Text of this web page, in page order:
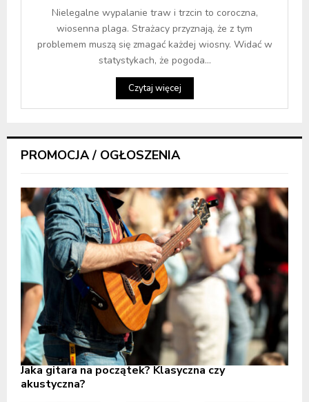
Nielegalne wypalanie traw i trzcin to coroczna,
wiosenna plaga. Strażacy przyznają, że z tym
problemem muszą się zmagać każdej wiosny. Widać w
statystykach, że pogoda...
Czytaj więcej
PROMOCJA / OGŁOSZENIA
Jaka gitara na początek? Klasyczna czy
akustyczna?